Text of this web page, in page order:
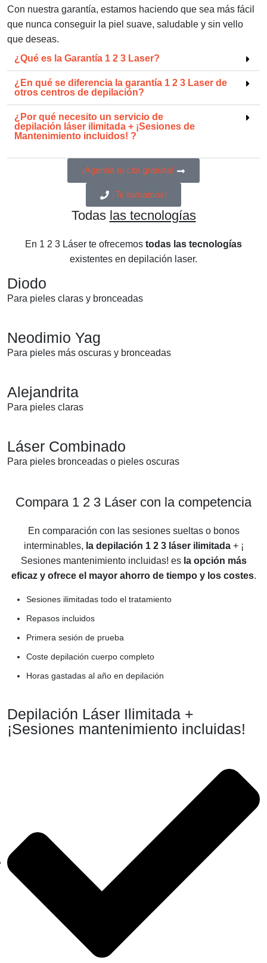
Con nuestra garantía, estamos haciendo que sea más fácil
que nunca conseguir la piel suave, saludable y sin vello
que deseas.
¿Qué es la Garantía 1 2 3 Laser?
¿En qué se diferencia la garantía 1 2 3 Laser de
otros centros de depilación?
¿Por qué necesito un servicio de
depilación láser ilimitada + ¡Sesiones de
Mantenimiento incluidos! ?
¡Agenda tu cita gratuita!
¡Te llamamos!
Todas las tecnologías
En 1 2 3 Láser te ofrecemos todas las tecnologías
existentes en depilación laser.
Diodo
Para pieles claras y bronceadas
Neodimio Yag
Para pieles más oscuras y bronceadas
Alejandrita
Para pieles claras
Láser Combinado
Para pieles bronceadas o pieles oscuras
Compara 1 2 3 Láser con la competencia
En comparación con las sesiones sueltas o bonos
interminables, la depilación 1 2 3 láser ilimitada+ ¡
Sesiones mantenimiento incluidas! es la opción más
eficaz y ofrece el mayor ahorro de tiempo y los costes.
Sesiones ilimitadas todo el tratamiento
Repasos incluidos
Primera sesión de prueba
Coste depilación cuerpo completo
Horas gastadas al año en depilación
Depilación Láser Ilimitada +
¡Sesiones mantenimiento incluidas!